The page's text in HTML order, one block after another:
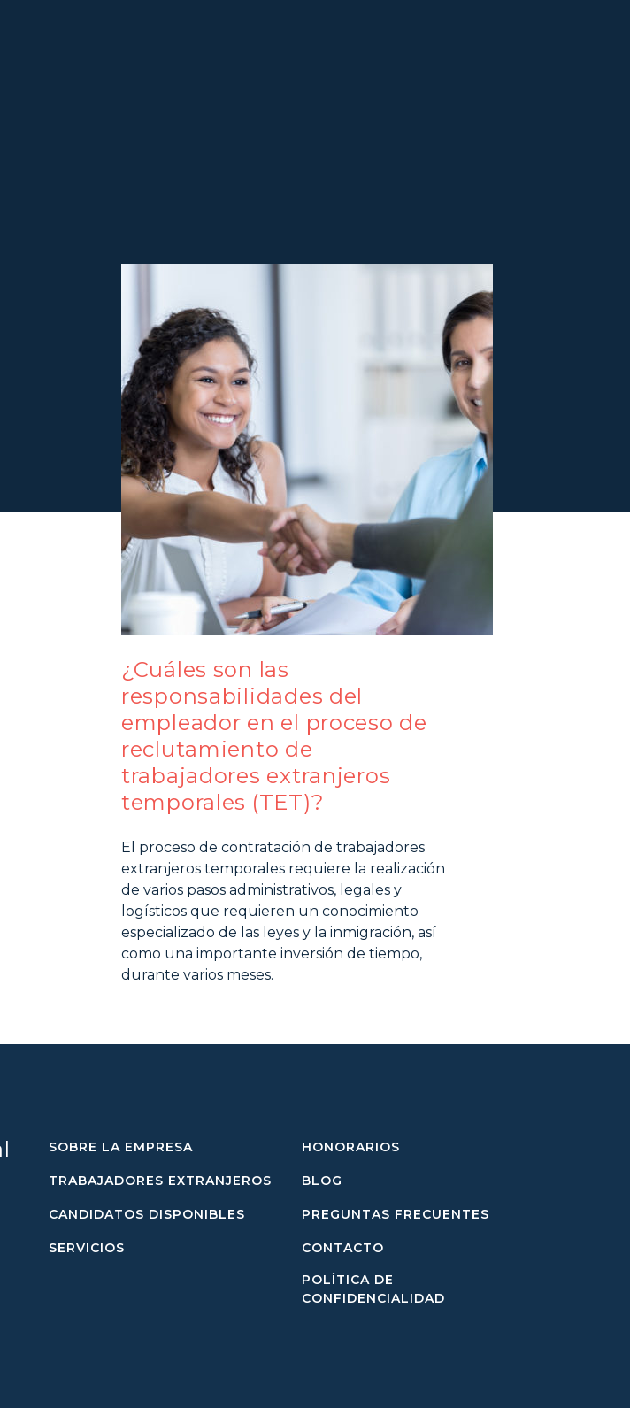
¿Cuáles son las
responsabilidades del
empleador en el proceso de
reclutamiento de
trabajadores extranjeros
temporales (TET)?
El proceso de contratación de trabajadores
extranjeros temporales requiere la realización
de varios pasos administrativos, legales y
logísticos que requieren un conocimiento
especializado de las leyes y la inmigración, así
como una importante inversión de tiempo,
durante varios meses.
SOBRE LA EMPRESA
TRABAJADORES EXTRANJEROS
CANDIDATOS DISPONIBLES
SERVICIOS
HONORARIOS
BLOG
PREGUNTAS FRECUENTES
CONTACTO
POLÍTICA DE
CONFIDENCIALIDAD